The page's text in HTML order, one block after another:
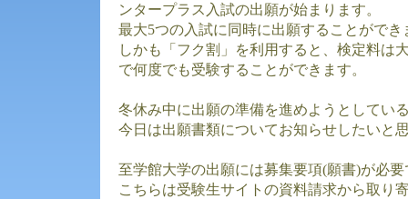
ンタープラス入試の出願が始まります。
最大5つの入試に同時に出願することができ
しかも「フク割」を利用すると、検定料は
で何度でも受験することができます。
冬休み中に出願の準備を進めようとしてい
今日は出願書類についてお知らせしたいと
至学館大学の出願には募集要項(願書)が必
こちらは受験生サイトの資料請求から取り